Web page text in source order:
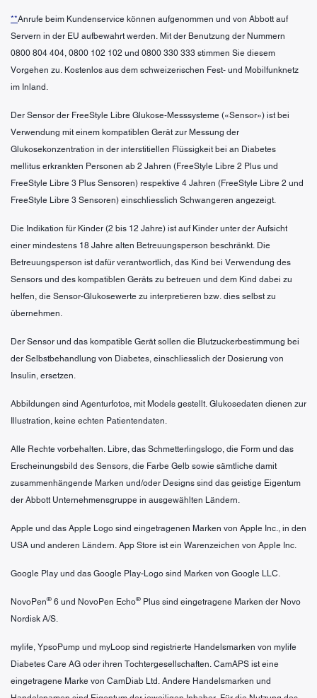
**Anrufe beim Kundenservice können aufgenommen und von Abbott auf
Servern in der EU aufbewahrt werden. Mit der Benutzung der Nummern
0800 804 404, 0800 102 102 und 0800 330 333 stimmen Sie diesem
Vorgehen zu. Kostenlos aus dem schweizerischen Fest- und Mobilfunknetz
im Inland.
Der Sensor der FreeStyle Libre Glukose-Messsysteme («Sensor») ist bei
Verwendung mit einem kompatiblen Gerät zur Messung der
Glukosekonzentration in der interstitiellen Flüssigkeit bei an Diabetes
mellitus erkrankten Personen ab 2 Jahren (FreeStyle Libre 2 Plus und
FreeStyle Libre 3 Plus Sensoren) respektive 4 Jahren (FreeStyle Libre 2 und
FreeStyle Libre 3 Sensoren) einschliesslich Schwangeren angezeigt.
Die Indikation für Kinder (2 bis 12 Jahre) ist auf Kinder unter der Aufsicht
einer mindestens 18 Jahre alten Betreuungsperson beschränkt. Die
Betreuungsperson ist dafür verantwortlich, das Kind bei Verwendung des
Sensors und des kompatiblen Geräts zu betreuen und dem Kind dabei zu
helfen, die Sensor-Glukosewerte zu interpretieren bzw. dies selbst zu
übernehmen.
Der Sensor und das kompatible Gerät sollen die Blutzuckerbestimmung bei
der Selbstbehandlung von Diabetes, einschliesslich der Dosierung von
Insulin, ersetzen.
Abbildungen sind Agenturfotos, mit Models gestellt. Glukosedaten dienen zur
Illustration, keine echten Patientendaten.
Alle Rechte vorbehalten. Libre, das Schmetterlingslogo, die Form und das
Erscheinungsbild des Sensors, die Farbe Gelb sowie sämtliche damit
zusammenhängende Marken und/oder Designs sind das geistige Eigentum
der Abbott Unternehmensgruppe in ausgewählten Ländern.
Apple und das Apple Logo sind eingetragenen Marken von Apple Inc., in den
USA und anderen Ländern. App Store ist ein Warenzeichen von Apple Inc.
Google Play und das Google Play-Logo sind Marken von Google LLC.
NovoPen® 6 und NovoPen Echo® Plus sind eingetragene Marken der Novo
Nordisk A/S.
mylife, YpsoPump und myLoop sind registrierte Handelsmarken von mylife
Diabetes Care AG oder ihren Tochtergesellschaften. CamAPS ist eine
eingetragene Marke von CamDiab Ltd. Andere Handelsmarken und